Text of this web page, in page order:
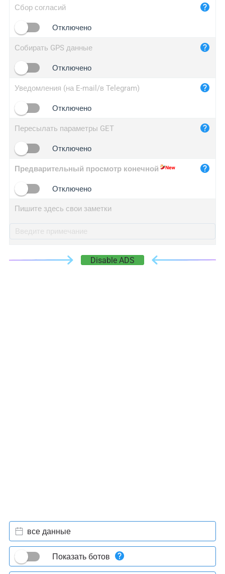
yip.su
iplogger.info
Сбор согласий
Отключено
Собирать GPS данные
Отключено
Уведомления (на E-mail/в Telegram)
Отключено
Пересылать параметры GET
Отключено
Предварительный просмотр конечной
Отключено
Пишите здесь свои заметки
Disable ADS
все данные
Показать ботов